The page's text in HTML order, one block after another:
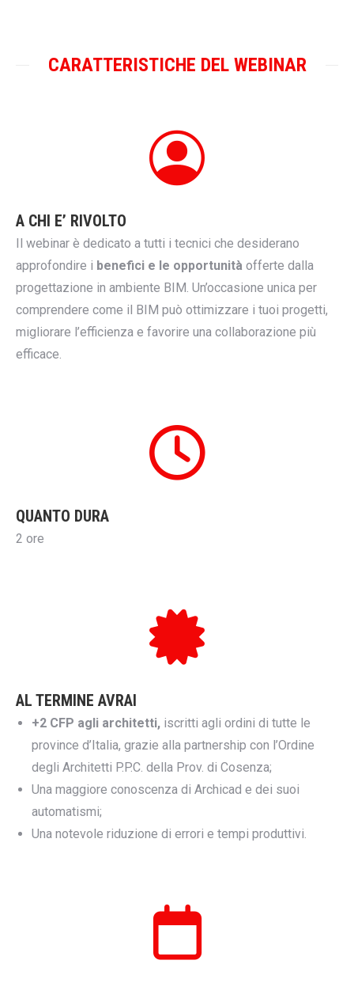
CARATTERISTICHE DEL WEBINAR
A CHI E’ RIVOLTO
Il webinar è dedicato a tutti i tecnici che desiderano
approfondire i benefici e le opportunità offerte dalla
progettazione in ambiente BIM. Un’occasione unica per
comprendere come il BIM può ottimizzare i tuoi progetti,
migliorare l’efficienza e favorire una collaborazione più
efficace.
QUANTO DURA
2 ore
AL TERMINE AVRAI
+2 CFP agli architetti, iscritti agli ordini di tutte le
province d’Italia, grazie alla partnership con l’Ordine
degli Architetti P.P.C. della Prov. di Cosenza;
Una maggiore conoscenza di Archicad e dei suoi
automatismi;
Una notevole riduzione di errori e tempi produttivi.